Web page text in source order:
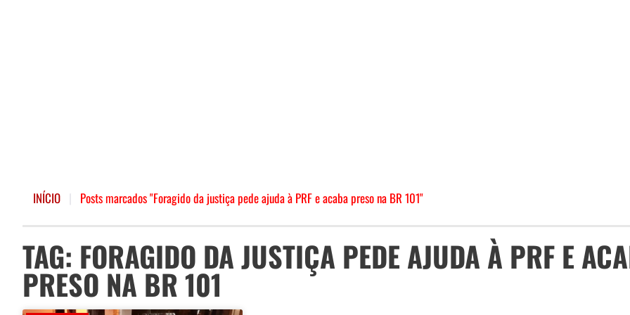
INÍCIO Posts marcados "Foragido da justiça pede ajuda à PRF e acaba preso na BR 101"
TAG: FORAGIDO DA JUSTIÇA PEDE AJUDA À PRF E
PRESO NA BR 101